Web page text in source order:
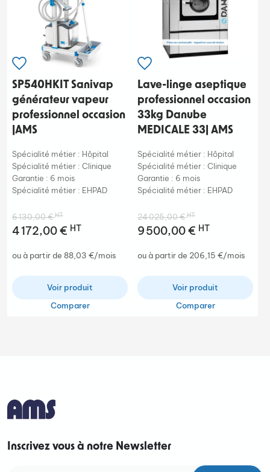
SP540HKIT Sanivap
générateur vapeur
professionnel occasion
|AMS
Spécialité métier : Hôpital
Spécialité métier : Clinique
Garantie : 6 mois
Spécialité métier : EHPAD
6 130,00 €HT
4 172,00 € HT
ou à partir de 88,03 €/mois
Voir produit
Comparer
Lave-linge aseptique
professionnel occasion
33kg Danube
MEDICALE 33| AMS
Spécialité métier : Hôpital
Spécialité métier : Clinique
Garantie : 6 mois
Spécialité métier : EHPAD
24 025,00 €HT
9 500,00 € HT
ou à partir de 206,15 €/mois
Voir produit
Comparer
Inscrivez vous à notre Newsletter